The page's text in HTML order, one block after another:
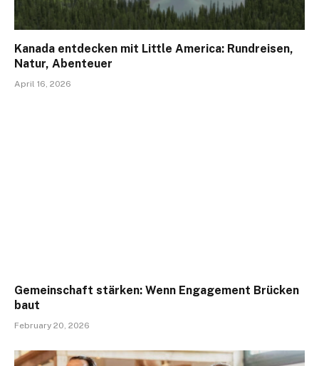
Kanada entdecken mit Little America: Rundreisen,
Natur, Abenteuer
April 16, 2026
Gemeinschaft stärken: Wenn Engagement Brücken
baut
February 20, 2026